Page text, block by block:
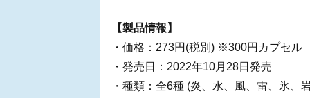
【製品情報】
・価格：273円(税別) ※300円カプセル
・発売日：2022年10月28日発売
・種類：全6種 (炎、水、風、雷、氷、